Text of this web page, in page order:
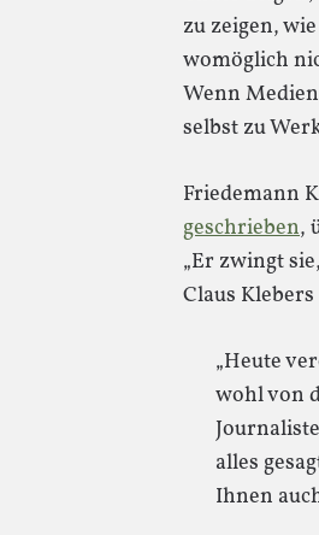
zu zeigen,
womöglich
Wenn
selbst zu
Friedemann
geschrieben,
„Er zwingt
Claus
„Heute
wohl von
alles
Ihnen